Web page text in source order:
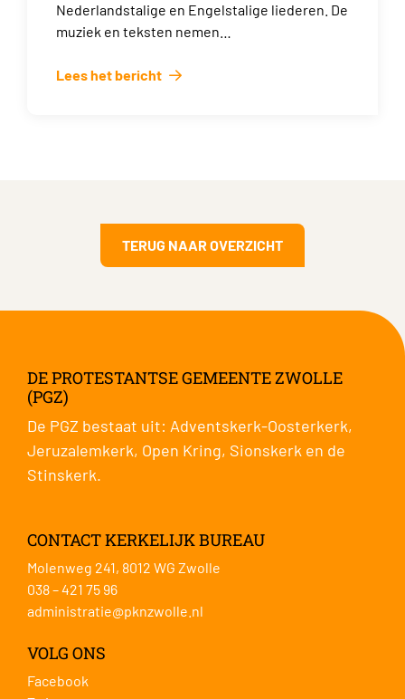
Nederlandstalige en Engelstalige liederen. De
muziek en teksten nemen…
Lees het bericht
TERUG NAAR OVERZICHT
DE PROTESTANTSE GEMEENTE ZWOLLE
(PGZ)
De PGZ bestaat uit: Adventskerk-Oosterkerk,
Jeruzalemkerk, Open Kring, Sionskerk en de
Stinskerk.
CONTACT KERKELIJK BUREAU
Molenweg 241, 8012 WG Zwolle
038 – 421 75 96
administratie@pknzwolle.nl
VOLG ONS
Facebook